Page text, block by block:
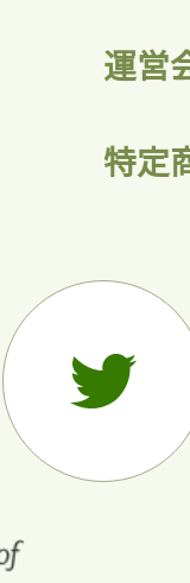
運営
特定